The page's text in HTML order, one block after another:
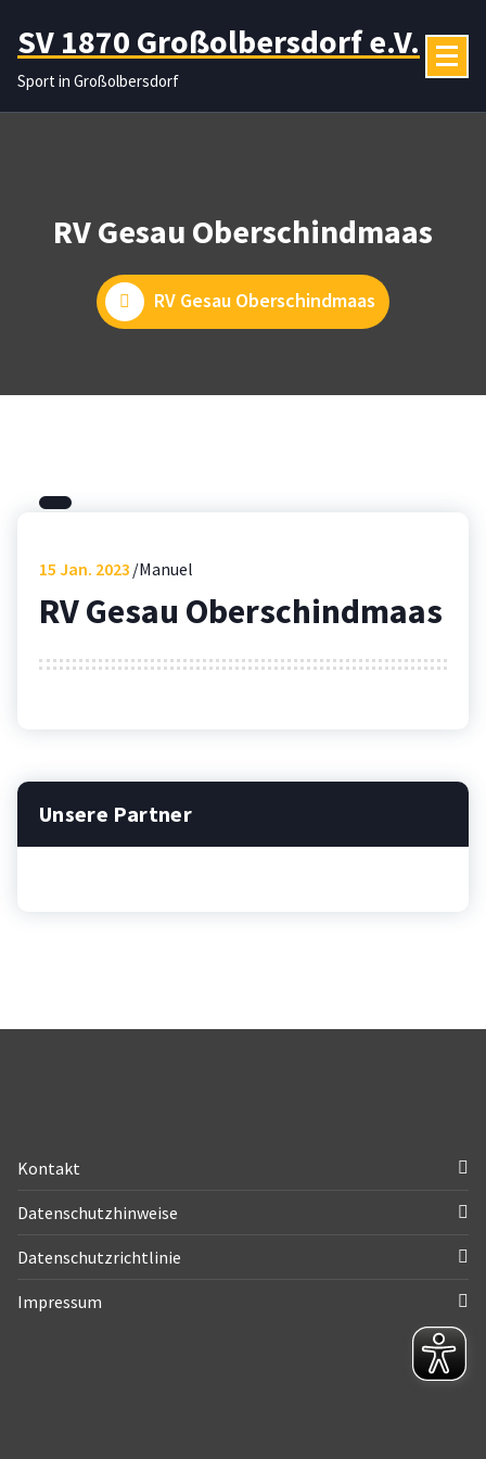
Inhalt
springen
SV 1870 Großolbersdorf e.V.
Sport in Großolbersdorf
RV Gesau Oberschindmaas
RV Gesau Oberschindmaas
15 Jan. 2023 Manuel
RV Gesau Oberschindmaas
Unsere Partner
Kontakt
Datenschutzhinweise
Datenschutzrichtlinie
Impressum